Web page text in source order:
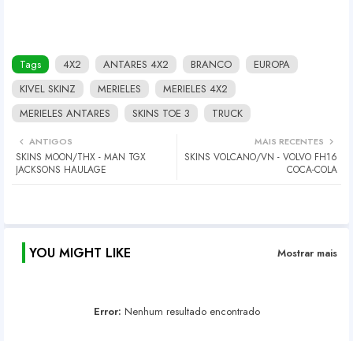
Tags 4X2 ANTARES 4X2 BRANCO
EUROPA
KIVEL SKINZ
MERIELES
MERIELES 4X2
MERIELES ANTARES
SKINS TOE 3 TRUCK
MAIS RECENTES
SKINS VOLCANO/VN - VOLVO FH16
COCA-COLA
ANTIGOS
SKINS MOON/THX - MAN TGX
JACKSONS HAULAGE
YOU MIGHT LIKE Mostrar mais
Error: Nenhum resultado encontrado